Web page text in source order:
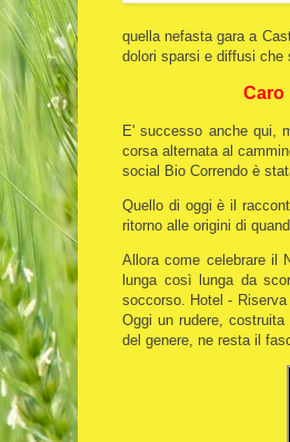
quella nefasta gara a
dolori sparsi e diffusi che
Caro
E' successo anche qui,
corsa alternata al
social Bio Correndo è
Quello di oggi è il
ritorno alle origini di
Allora come celebrare il
lunga così lunga da
soccorso. Hotel -
Oggi un rudere,
del genere, ne resta il